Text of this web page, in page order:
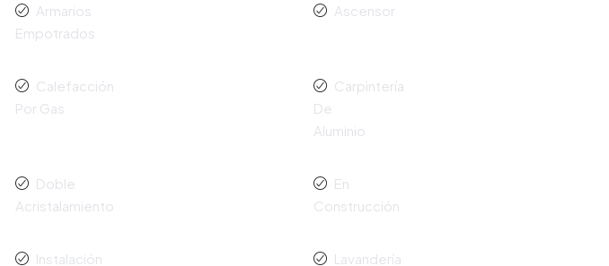
Armarios
Empotrados
Ascensor
Calefacción
Por Gas
Carpintería
De
Aluminio
Doble
Acristalamiento
En
Construcción
Instalación Lavandería